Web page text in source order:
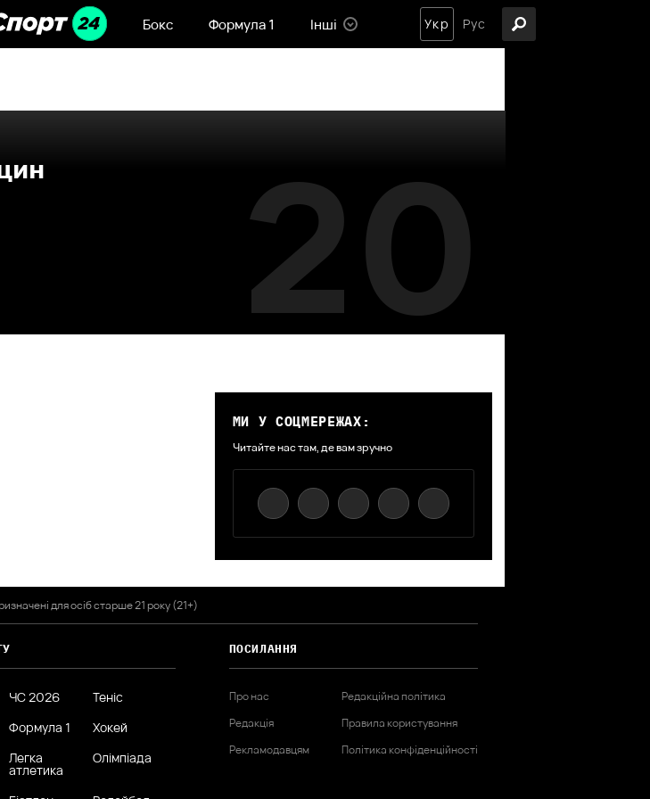
Бокс Формула 1 Інші Укр Рус
20
МИ У СОЦМЕРЕЖАХ:
Читайте нас там, де вам зручно
для осіб старше 21 року (21+)
ЧС 2026
Теніс
Формула 1
Хокей
Легка
атлетика
Олімпіада
ПОСИЛАННЯ
Про нас
Редакція
Рекламодавцям
Редакційна політика
Правила користування
Політика конфіденційності